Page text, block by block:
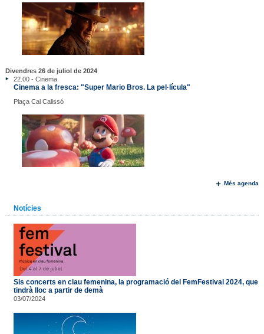
Divendres 26 de juliol de 2024
22.00 - Cinema
Cinema a la fresca: "Super Mario Bros. La pel·lícula"
Plaça Cal Calissó
Més agenda
Notícies
Sis concerts en clau femenina, la programació del FemFestival 2024, que
tindrà lloc a partir de demà
03/07/2024